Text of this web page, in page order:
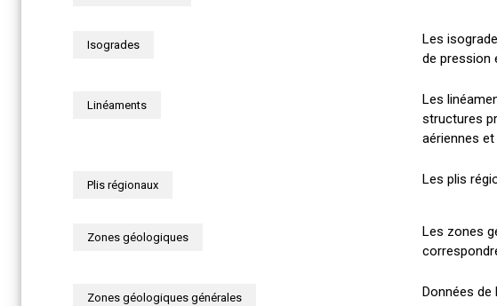
Isogrades
Les
de pression
Linéaments
Les
structures
aériennes
Plis régionaux Les plis
Zones géologiques
Les zones
Zones géologiques générales Données de